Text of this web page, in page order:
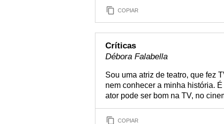
COPIAR
Críticas
Débora Falabella
Sou uma atriz de teatro, que fez
nem conhecer a minha história.
ator pode ser bom na TV, no
COPIAR